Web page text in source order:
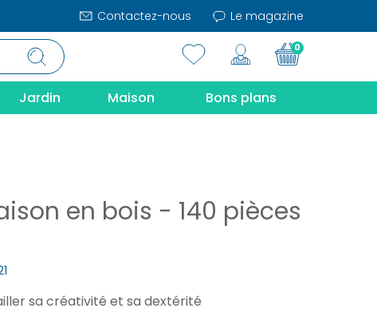
Contactez-nous Le magazine
0
Jardin Maison Bons plans
en bois - 140 pièces
sa créativité et sa dextérité